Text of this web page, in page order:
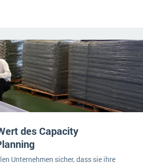
des Capacity
Unternehmen sicher, dass sie ihre